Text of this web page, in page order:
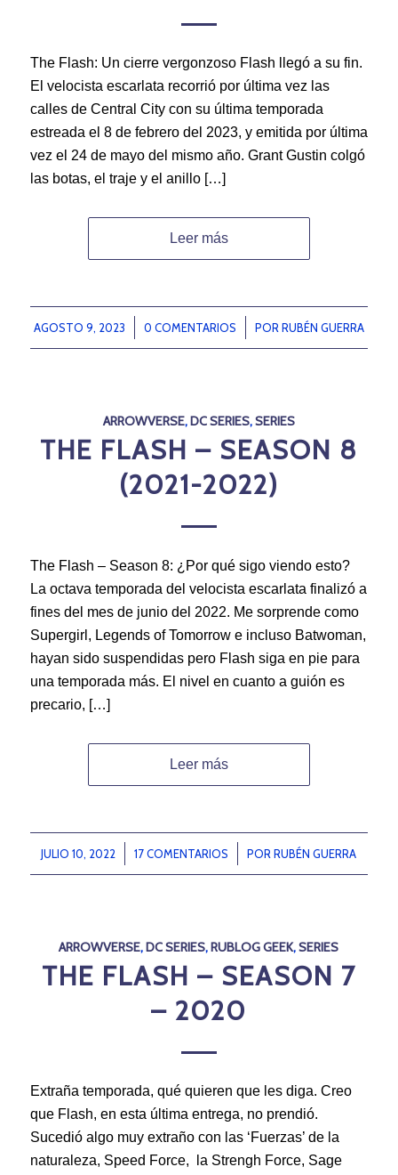
The Flash: Un cierre vergonzoso Flash llegó a su fin.
El velocista escarlata recorrió por última vez las
calles de Central City con su última temporada
estreada el 8 de febrero del 2023, y emitida por última
vez el 24 de mayo del mismo año. Grant Gustin colgó
las botas, el traje y el anillo […]
Leer más
AGOSTO 9, 2023
/ 0 COMENTARIOS
/ POR RUBÉN GUERRA
ARROWVERSE,DC SERIES,SERIES
THE FLASH – SEASON 8
(2021-2022)
The Flash – Season 8: ¿Por qué sigo viendo esto?
La octava temporada del velocista escarlata finalizó a
fines del mes de junio del 2022. Me sorprende como
Supergirl, Legends of Tomorrow e incluso Batwoman,
hayan sido suspendidas pero Flash siga en pie para
una temporada más. El nivel en cuanto a guión es
precario, […]
Leer más
JULIO 10, 2022
/ 17 COMENTARIOS
/ PORRUBÉN GUERRA
ARROWVERSE,DC SERIES,RUBLOG GEEK,SERIES
THE FLASH – SEASON 7
– 2020
Extraña temporada, qué quieren que les diga. Creo
que Flash, en esta última entrega, no prendió.
Sucedió algo muy extraño con las ‘Fuerzas’ de la
naturaleza, Speed Force, la Strengh Force, Sage